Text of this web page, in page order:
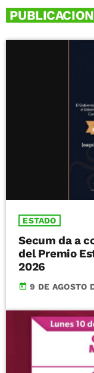
ESTADO
Secum da a
del Premio
2026
today 9 DE AGOSTO